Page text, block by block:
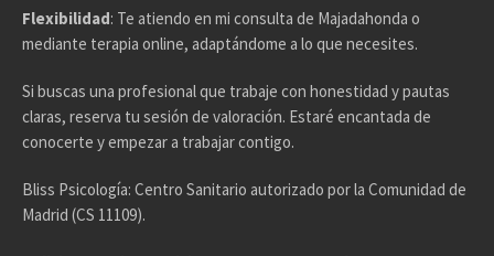
Flexibilidad: Te atiendo en mi consulta de Majadahonda o
mediante terapia online, adaptándome a lo que necesites.
Si buscas una profesional que trabaje con honestidad y pautas
claras, reserva tu sesión de valoración. Estaré encantada de
conocerte y empezar a trabajar contigo.
Bliss Psicología: Centro Sanitario autorizado por la Comunidad de
Madrid (CS 11109).